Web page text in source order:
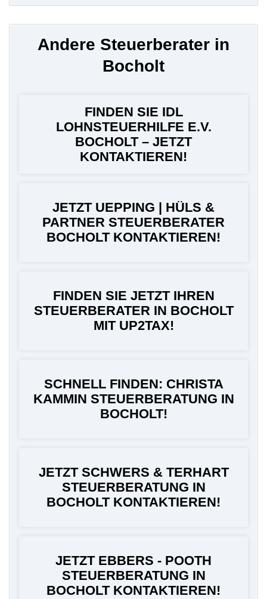
Andere Steuerberater in
Bocholt
FINDEN SIE IDL
LOHNSTEUERHILFE E.V.
BOCHOLT – JETZT
KONTAKTIEREN!
JETZT UEPPING | HÜLS &
PARTNER STEUERBERATER
BOCHOLT KONTAKTIEREN!
FINDEN SIE JETZT IHREN
STEUERBERATER IN BOCHOLT
MIT UP2TAX!
SCHNELL FINDEN: CHRISTA
KAMMIN STEUERBERATUNG IN
BOCHOLT!
JETZT SCHWERS & TERHART
STEUERBERATUNG IN
BOCHOLT KONTAKTIEREN!
JETZT EBBERS - POOTH
STEUERBERATUNG IN
BOCHOLT KONTAKTIEREN!